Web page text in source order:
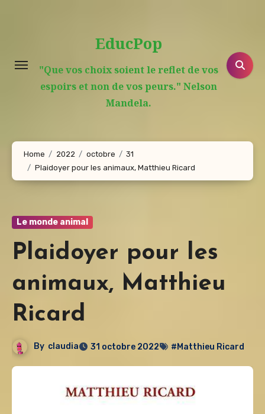
EducPop
"Que vos choix soient le reflet de vos
espoirs et non de vos peurs." Nelson
Mandela.
Home 2022 octobre
31
Plaidoyer pour les animaux, Matthieu Ricard
Le monde animal
Plaidoyer pour les
animaux, Matthieu
Ricard
By claudia 31 octobre 2022 #Matthieu Ricard